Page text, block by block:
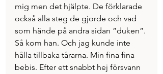
mig men det hjälpte. De förklarade
också alla steg de gjorde och vad
som hände på andra sidan ”duken”.
Så kom han. Och jag kunde inte
hålla tillbaka tårarna. Min fina fina
bebis. Efter ett snabbt hej försvann